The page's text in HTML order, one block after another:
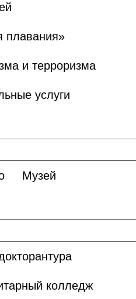
плавания»
и терроризма
услуги
Музей
колледж